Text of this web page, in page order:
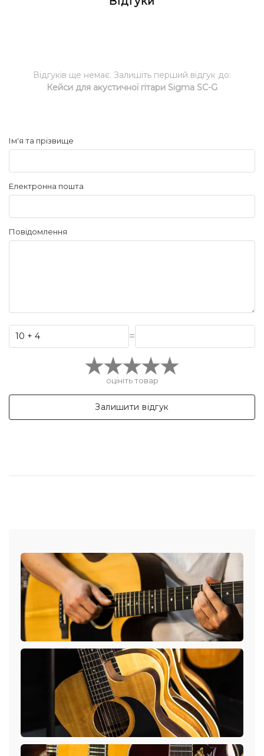
Відгуків ще немає. Залишіть перший відгук до:
Кейси для акустичної гітари Sigma SC-G
Ім'я та прізвище
Електронна пошта
Повідомлення
=
оцініть товар
Залишити відгук